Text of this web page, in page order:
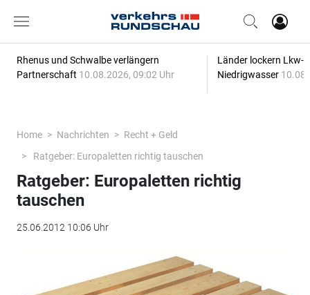
Rhenus und Schwalbe verlängern
Partnerschaft 10.08.2026, 09:02 Uhr
Länder lockern Lkw-
Niedrigwasser
Home Nachrichten
Recht + Geld
Ratgeber: Europaletten richtig tauschen
Ratgeber: Europaletten richtig
tauschen
25.06.2012 10:06 Uhr